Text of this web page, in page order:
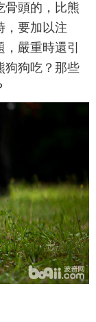
骨頭的，比熊
，要加以注
嚴重時還引
狗狗吃？那些